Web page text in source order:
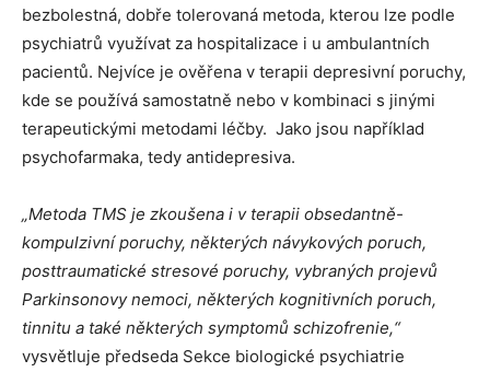
bezbolestná, dobře tolerovaná metoda, kterou lze podle
psychiatrů využívat za hospitalizace i u ambulantních
pacientů. Nejvíce je ověřena v terapii depresivní poruchy,
kde se používá samostatně nebo v kombinaci s jinými
terapeutickými metodami léčby. Jako jsou například
psychofarmaka, tedy antidepresiva.
„Metoda TMS je zkoušena i v terapii obsedantně-
kompulzivní poruchy, některých návykových poruch,
posttraumatické stresové poruchy, vybraných projevů
Parkinsonovy nemoci, některých kognitivních poruch,
tinnitu a také některých symptomů schizofrenie,“
vysvětluje předseda Sekce biologické psychiatrie